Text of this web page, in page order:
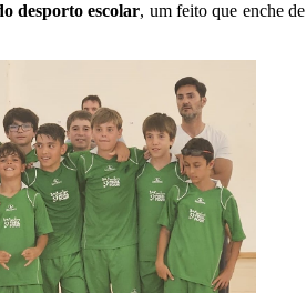
desporto escolar, um feito que enche de